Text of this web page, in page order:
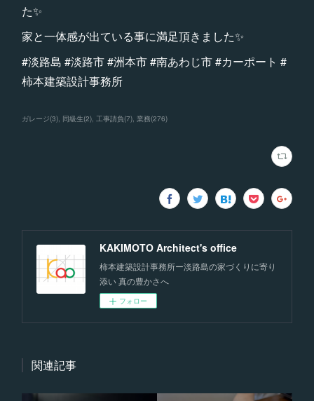
た✨
家と一体感が出ている事に満足頂きました✨
#淡路島 #淡路市 #洲本市 #南あわじ市 #カーポート #
柿本建築設計事務所
ガレージ(3) 同級生(2) 工事請負(7) 業務(276)
KAKIMOTO Architect's office
柿本建築設計事務所ー淡路島の家づくりに寄り
添い 真の豊かさへ
フォロー
関連記事